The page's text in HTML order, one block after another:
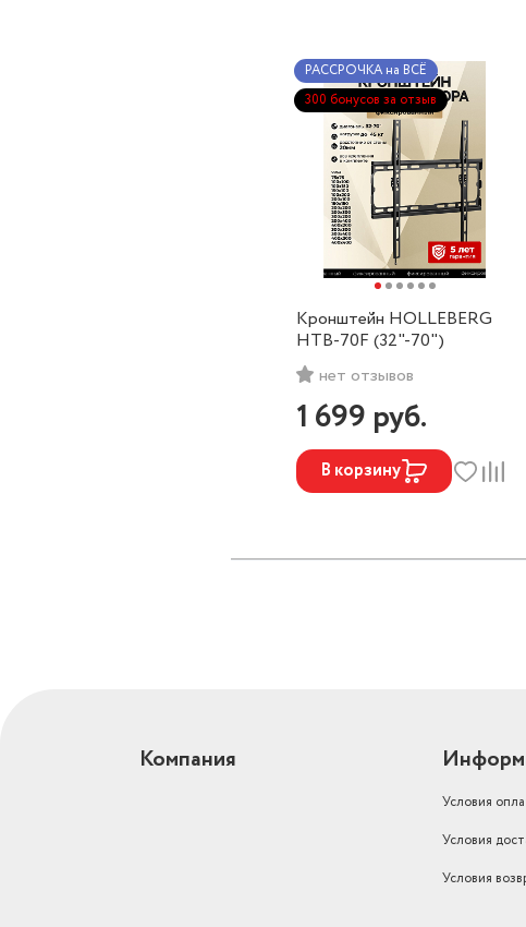
Кронштейн HOLLEBERG
HTB-70F (32"-70")
нет отзывов
1 699 руб.
В корзину
РАССРОЧКА на ВСЁ
300 бонусов за отзыв
Компания
Условия
Условия
Условия